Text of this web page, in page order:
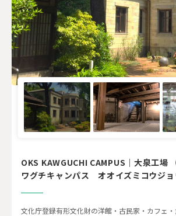
OKS KAWGUCHI CAMPUS｜大泉工場
ワグチキャンパス オオイズミコウジョ
文化庁登録有形文化財の洋館・古民家・カフェ